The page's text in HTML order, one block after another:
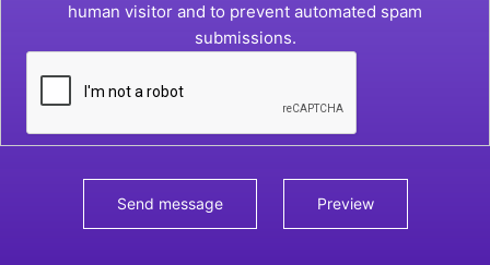
human visitor and to prevent automated spam
submissions.